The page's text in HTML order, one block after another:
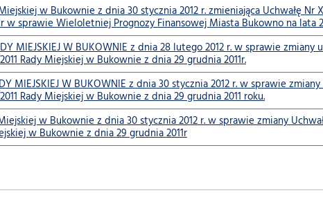
w Bukownie z dnia 30 stycznia 2012 r. zmieniająca Uchwałę Nr
w sprawie Wieloletniej Prognozy Finansowej Miasta Bukowno na lata
MIEJSKIEJ W BUKOWNIE z dnia 28 lutego 2012 r. w sprawie
Rady Miejskiej w Bukownie z dnia 29 grudnia 2011r.
MIEJSKIEJ W BUKOWNIE z dnia 30 stycznia 2012 r. w sprawie
Rady Miejskiej w Bukownie z dnia 29 grudnia 2011 roku.
w Bukownie z dnia 30 stycznia 2012 r. w sprawie zmiany
w Bukownie z dnia 29 grudnia 2011r